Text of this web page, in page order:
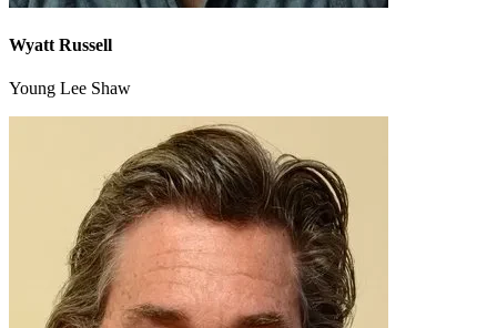
Wyatt Russell
Young Lee Shaw